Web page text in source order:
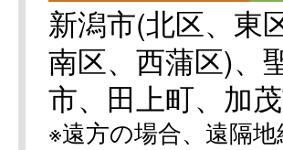
新潟市(北区、東
南区、西蒲区)、
市、田上町、加
※遠方の場合、遠隔